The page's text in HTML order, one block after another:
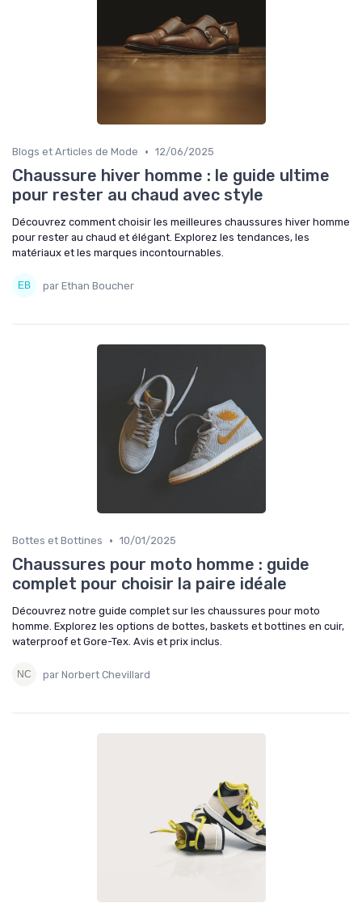
Blogs et Articles de Mode • 12/06/2025
Chaussure hiver homme : le guide ultime
pour rester au chaud avec style
Découvrez comment choisir les meilleures chaussures hiver homme
pour rester au chaud et élégant. Explorez les tendances, les
matériaux et les marques incontournables.
par Ethan Boucher
Bottes et Bottines • 10/01/2025
Chaussures pour moto homme : guide
complet pour choisir la paire idéale
Découvrez notre guide complet sur les chaussures pour moto
homme. Explorez les options de bottes, baskets et bottines en cuir,
waterproof et Gore-Tex. Avis et prix inclus.
par Norbert Chevillard